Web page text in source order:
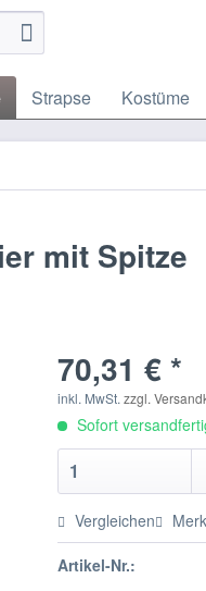
Strapse Kostüme
mit Spitze
70,31 € *
inkl. MwSt.zzgl.
Sofort
Vergleichen
Artikel-Nr.: